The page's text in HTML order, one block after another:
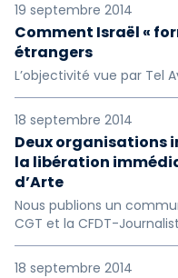
19 septembre 2014
Comment Israël «
étrangers
L’objectivité vue par Tel
18 septembre 2014
Deux organisations
la libération
d’Arte
Nous publions un
CGT et la CFDT-
18 septembre 2014